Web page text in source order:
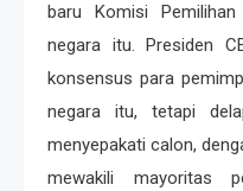
baru Komisi
negara itu. Presiden
konsensus para
negara itu, tetapi
menyepakati calon,
mewakili mayoritas